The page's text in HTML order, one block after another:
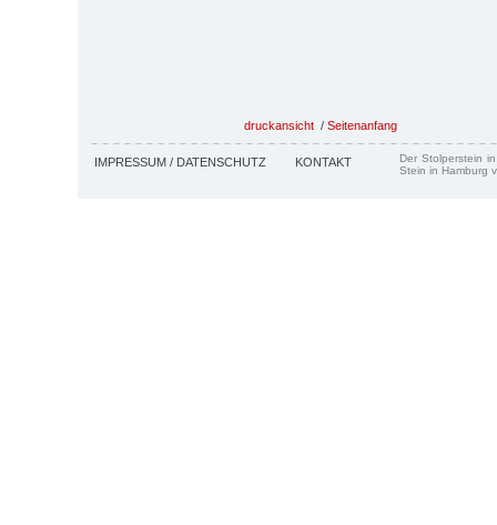
druckansicht / Seitenanfang
IMPRESSUM / DATENSCHUTZ KONTAKT
Der Stolperstein
Stein in Hamburg